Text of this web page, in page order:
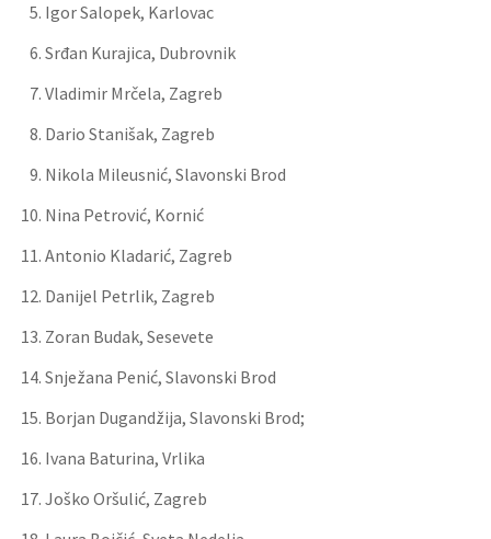
Igor Salopek, Karlovac
Srđan Kurajica, Dubrovnik
Vladimir Mrčela, Zagreb
Dario Stanišak, Zagreb
Nikola Mileusnić, Slavonski Brod
Nina Petrović, Kornić
Antonio Kladarić, Zagreb
Danijel Petrlik, Zagreb
Zoran Budak, Sesevete
Snježana Penić, Slavonski Brod
Borjan Dugandžija, Slavonski Brod;
Ivana Baturina, Vrlika
Joško Oršulić, Zagreb